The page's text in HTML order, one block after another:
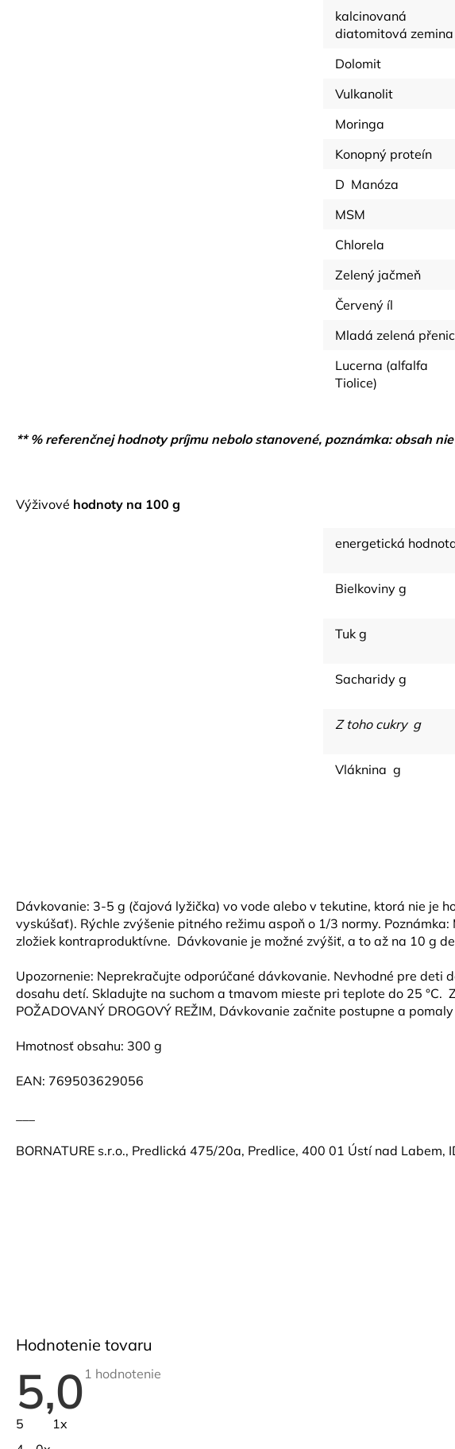
kalcinovaná
diatomitová zemina
Dolomit
Vulkanolit
Moringa
Konopný proteín
D Manóza
MSM
Chlorela
Zelený jačmeň
Červený íl
Mladá zelená
Lucerna (alfalfa
Tiolice)
** % referenčnej hodnoty príjmu nebolo stanovené, poznámka: obsah
Výživové hodnoty na 100 g
energetická
Bielkoviny g
Tuk g
Sacharidy g
Z toho cukry g
Vláknina g
Dávkovanie: 3-5 g (čajová lyžička) vo vode alebo v tekutine, ktorá nie je
vyskúšať). Rýchle zvýšenie pitného režimu aspoň o 1/3 normy.
zložiek kontraproduktívne. Dávkovanie je možné zvýšiť, a to až na 10 g
Upozornenie: Neprekračujte odporúčané dávkovanie. Nevhodné pre
dosahu detí. Skladujte na suchom a tmavom mieste pri teplote do 25
POŽADOVANÝ DROGOVÝ REŽIM, Dávkovanie začnite postupne a
Hmotnosť obsahu: 300 g
EAN: 769503629056
BORNATURE s.r.o., Predlická 475/20a, Predlice, 400 01 Ústí nad Labem,
Hodnotenie tovaru
5,0 Priemerné
1 hodnotenie
5
1x